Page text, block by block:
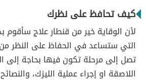
كيف تحافظ على نظرك
لأن الوقاية خير من قنطار علاج سأقوم
التي ستساعد في الحفاظ على النظر
تصل إلى مرحلة تكون فيها بحاجة إلى
اللاصقة او إجراء عملية الليزك،